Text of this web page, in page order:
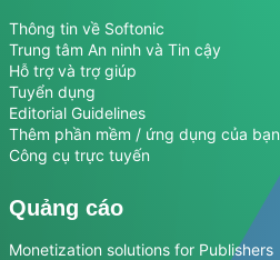
Thông tin về Softonic
Trung tâm An ninh và Tin cậy
Hỗ trợ và trợ giúp
Tuyển dụng
Editorial Guidelines
Thêm phần mềm / ứng dụng của bạn
Công cụ trực tuyến
Quảng cáo
Monetization solutions for Publishers